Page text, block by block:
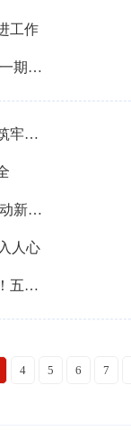
工作
总投资1.1亿元——联邦制药零碳工厂一期项目开建
乌拉特前旗：全域协同应急管理体系筑牢安全防线
廉润驼乡 明纪笃行——乌拉特后旗推动新时代廉洁文化建设走深走实 ‌
人心
重磅加码！全市五一消费福利再升级！五一购车最高补6000元，名额先到先得！
4 5 6 7